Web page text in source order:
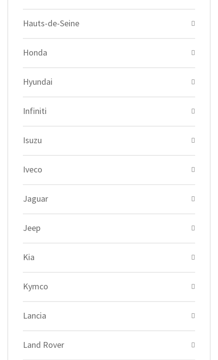
Hauts-de-Seine
Honda
Hyundai
Infiniti
Isuzu
Iveco
Jaguar
Jeep
Kia
Kymco
Lancia
Land Rover